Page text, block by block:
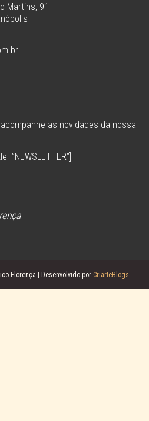
Martins, 91
as novidades da nossa
Florença | Desenvolvido por CriarteBlogs